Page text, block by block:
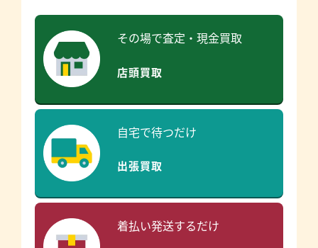
その場で査定・現金買取
店頭買取
自宅で待つだけ
出張買取
着払い発送するだけ